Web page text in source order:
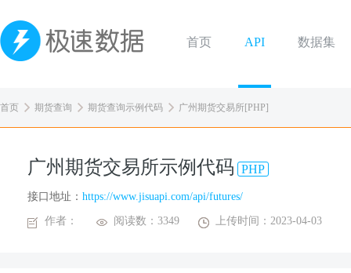
首页 API 数据集
首页 期货查询 期货查询示例代码 广州期货交易所[PHP]
广州期货交易所示例代码 PHP
接口地址： https://www.jisuapi.com/api/futures/
作者： 阅读数：3349 上传时间：2023-04-03